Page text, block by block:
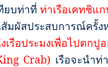
ยบท่าที่ท่าเรือเคทชิแ
มผัสประสบการณ์ครั้ง
เรือประมงเพื่อไปตกปู
Crab) เรือจะนำท่